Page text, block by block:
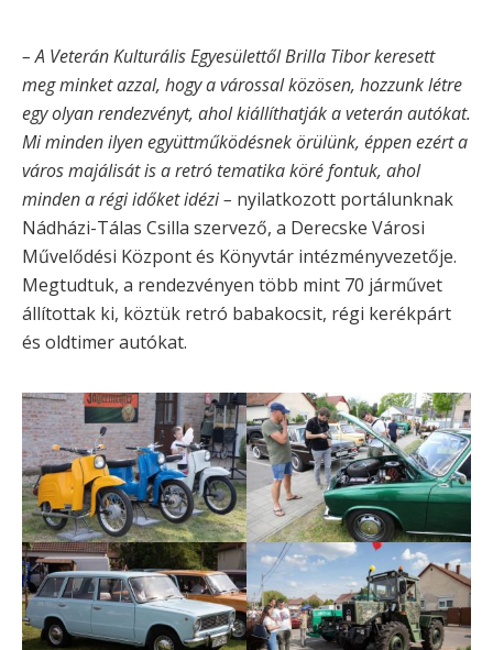
– A Veterán Kulturális Egyesülettől Brilla Tibor keresett
meg minket azzal, hogy a várossal közösen, hozzunk létre
egy olyan rendezvényt, ahol kiállíthatják a veterán autókat.
Mi minden ilyen együttműködésnek örülünk, éppen ezért a
város majálisát is a retró tematika köré fontuk, ahol
minden a régi időket idézi – nyilatkozott portálunknak
Nádházi-Tálas Csilla szervező, a Derecske Városi
Művelődési Központ és Könyvtár intézményvezetője.
Megtudtuk, a rendezvényen több mint 70 járművet
állítottak ki, köztük retró babakocsit, régi kerékpárt
és oldtimer autókat.